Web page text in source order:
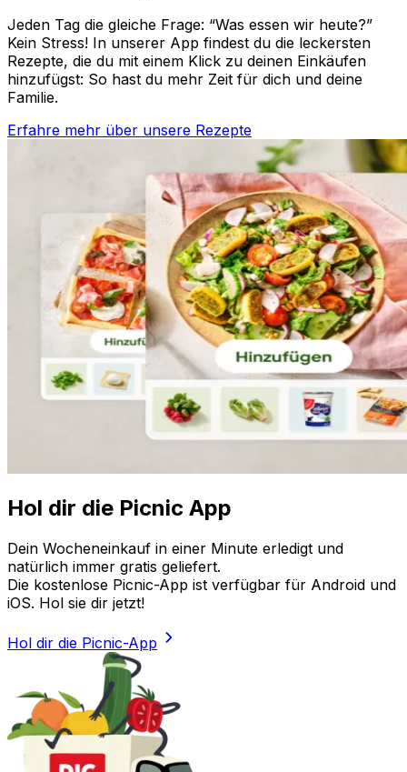
Jeden Tag die gleiche Frage: “Was essen wir heute?”
Kein Stress! In unserer App findest du die leckersten
Rezepte, die du mit einem Klick zu deinen Einkäufen
hinzufügst: So hast du mehr Zeit für dich und deine
Familie.
Erfahre mehr über unsere Rezepte
Hol dir die Picnic App
Dein Wocheneinkauf in einer Minute erledigt und
natürlich immer gratis geliefert.
Die kostenlose Picnic-App ist verfügbar für Android und
iOS. Hol sie dir jetzt!
Hol dir die Picnic-App